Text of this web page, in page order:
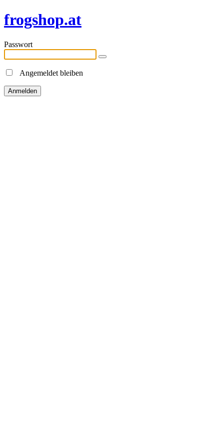
frogshop.at
Passwort
Angemeldet bleiben